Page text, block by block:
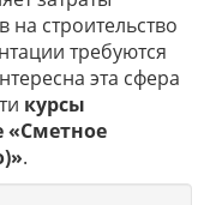
на строительство
требуются
эта сфера
курсы
«Сметное
.